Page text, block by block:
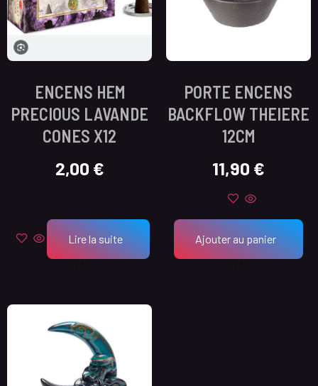
ENCENS HEM
PRECIOUS LAVANDE
CONES X12
2,00 €
Lire la suite
PORTE ENCENS
BACKFLOW THEIERE
12CM
11,90 €
Ajouter au panier